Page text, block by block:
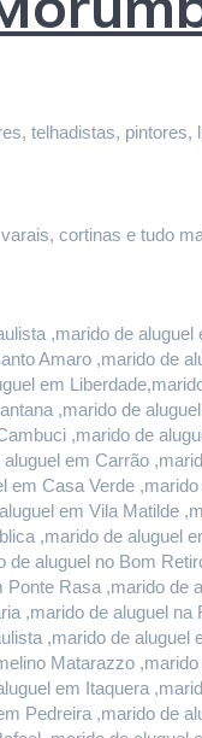
telhadistas, pintores,
cortinas e tudo
,marido de aluguel
Amaro ,marido de
em
,marido de
,marido de
em Carrão
em Casa Verde
em Vila Matilde
,marido de aluguel
aluguel no Bom
Rasa ,marido de
,marido de aluguel na
,marido de aluguel
Matarazzo
em Itaquera
Pedreira ,marido de